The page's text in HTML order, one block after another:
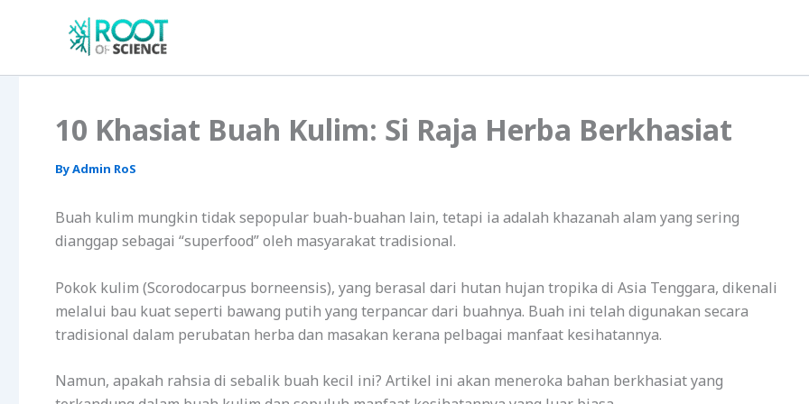
10 Khasiat Buah Kulim: Si Raja Herba Berkhasiat
ByAdmin RoS
Buah kulim mungkin tidak sepopular buah-buahan lain, tetapi ia adalah khazanah alam yang sering
dianggap sebagai “superfood” oleh masyarakat tradisional.
Pokok kulim (Scorodocarpus borneensis), yang berasal dari hutan hujan tropika di Asia Tenggara, dikenali
melalui bau kuat seperti bawang putih yang terpancar dari buahnya. Buah ini telah digunakan secara
tradisional dalam perubatan herba dan masakan kerana pelbagai manfaat kesihatannya.
Namun, apakah rahsia di sebalik buah kecil ini? Artikel ini akan meneroka bahan berkhasiat yang